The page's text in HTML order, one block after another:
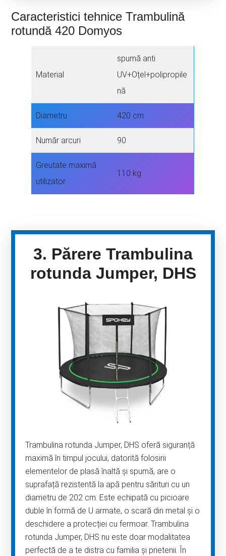
Caracteristici tehnice Trambulină
rotundă 420 Domyos
Material
spumă anti
UV+Oțel+polipropile
nă
Diametru 420 cm
Număr arcuri 90
Greutate maximă
utilizator
110 kg
3. Părere Trambulina
rotunda Jumper, DHS
Trambulina rotunda Jumper, DHS oferă siguranță
maximă în timpul jocului, datorită folosirii
elementelor de plasă înaltă și spumă, are o
suprafață rezistentă la apă pentru sărituri cu un
diametru de 202 cm. Este echipată cu picioare
duble în formă de U armate, o scară din metal și o
deschidere a protecției cu fermoar. Trambulina
rotunda Jumper, DHS nu este doar modalitatea
perfectă de a te distra cu familia și prietenii. În